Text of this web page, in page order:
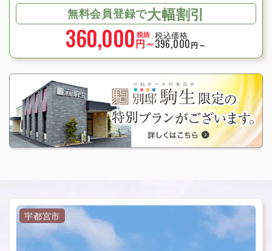
無料会員登録で大幅割引
360,000 税抜
円～
税込価格
396,000円～
宇都宮市